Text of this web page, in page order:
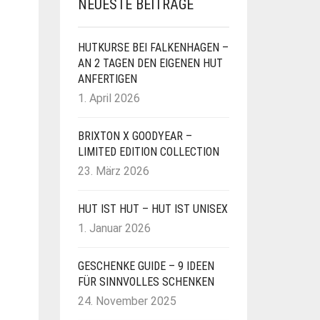
NEUESTE BEITRÄGE
HUTKURSE BEI FALKENHAGEN –
AN 2 TAGEN DEN EIGENEN HUT
ANFERTIGEN
1. April 2026
BRIXTON X GOODYEAR –
LIMITED EDITION COLLECTION
23. März 2026
HUT IST HUT – HUT IST UNISEX
1. Januar 2026
GESCHENKE GUIDE – 9 IDEEN
FÜR SINNVOLLES SCHENKEN
24. November 2025